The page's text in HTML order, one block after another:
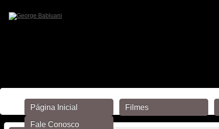
Página Inicial Filmes
Fale Conosco